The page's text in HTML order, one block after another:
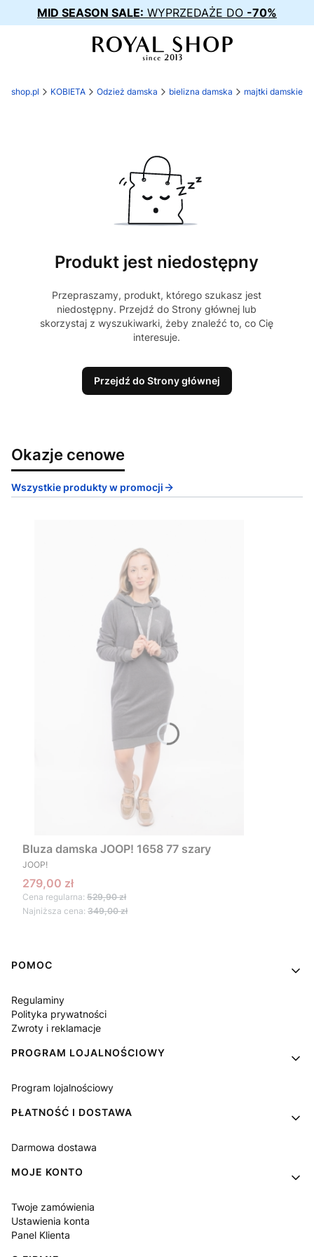
MID SEASON SALE: WYPRZEDAŻE DO -70%
shop.pl KOBIETA Odzież damska bielizna damska majtki damskie
Produkt jest niedostępny
Przepraszamy, produkt, którego szukasz jest
niedostępny. Przejdź do Strony głównej lub
skorzystaj z wyszukiwarki, żeby znaleźć to, co Cię
interesuje.
Przejdź do Strony głównej
Okazje cenowe
Wszystkie produkty w promocji
Bluza damska JOOP! 1658 77 szary
PRODUCENT
JOOP!
Cena promocyjna
279,00 zł
Cena regularna: 529,90 zł
Najniższa cena: 349,00 zł
Linki w stopce
POMOC
Regulaminy
Polityka prywatności
Zwroty i reklamacje
PROGRAM LOJALNOŚCIOWY
Program lojalnościowy
PŁATNOŚĆ I DOSTAWA
Darmowa dostawa
MOJE KONTO
Twoje zamówienia
Ustawienia konta
Panel Klienta